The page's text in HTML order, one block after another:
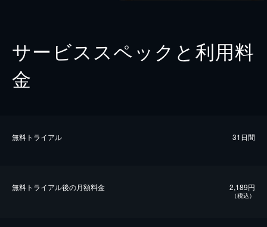
サービススペックと利用料
金
無料トライアル 31日間
無料トライアル後の⽉額料金 2,189円
（税込）